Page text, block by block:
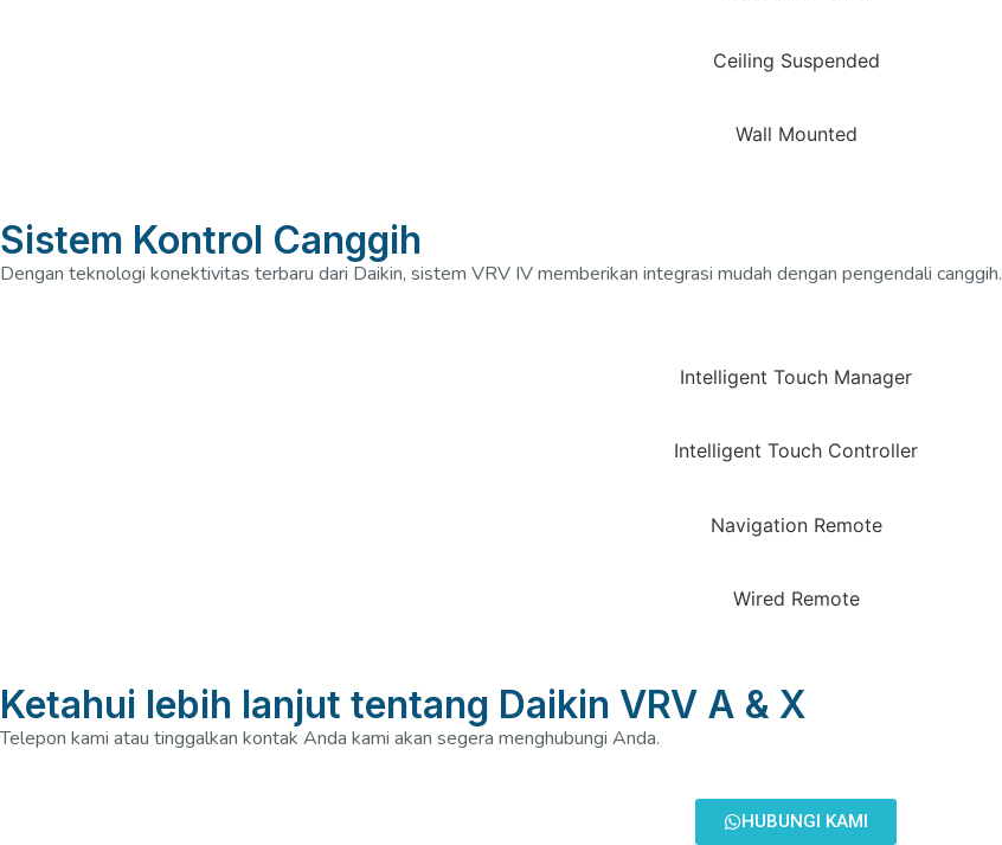
Ceiling Suspended
Wall Mounted
Sistem Kontrol Canggih
Dengan teknologi konektivitas terbaru dari Daikin, sistem VRV IV memberikan integrasi mudah dengan pengendali canggih.
Intelligent Touch Manager
Intelligent Touch Controller
Navigation Remote
Wired Remote
Ketahui lebih lanjut tentang Daikin VRV A & X
Telepon kami atau tinggalkan kontak Anda kami akan segera menghubungi Anda.
HUBUNGI KAMI